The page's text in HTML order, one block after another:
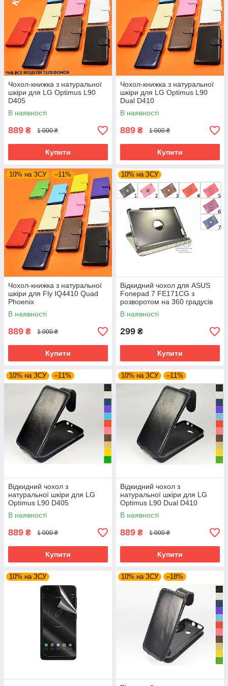
Чохол-книжка з натуральної
шкіри для LG Optimus L90
D405
В наявності
889 ₴ 1 000 ₴
Купити
Чохол-книжка з натуральної
шкіри для LG Optimus L90
Dual D410
В наявності
889 ₴ 1 000 ₴
Купити
10% на ЗСУ –11%
Чохол-книжка з натуральної
шкіри для Fly IQ4410 Quad
Phoenix
В наявності
889 ₴ 1 000 ₴
Купити
10% на ЗСУ
Відкидний чохол для ASUS
Fonepad 7 FE171CG з
розворотом на 360 градусів
В наявності
299 ₴
Купити
10% на ЗСУ –11%
Відкидний чохол з
натуральної шкіри для LG
Optimus L90 D405
В наявності
889 ₴ 1 000 ₴
Купити
10% на ЗСУ –11%
Відкидний чохол з
натуральної шкіри для LG
Optimus L90 Dual D410
В наявності
889 ₴ 1 000 ₴
Купити
10% на ЗСУ 10% на ЗСУ –18%